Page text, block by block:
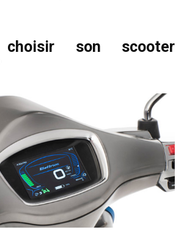
choisir son scooter